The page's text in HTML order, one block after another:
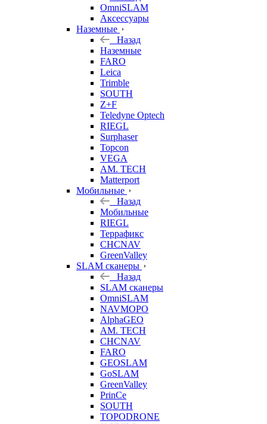
OmniSLAM
Аксессуары
Наземные
Назад
Наземные
FARO
Leica
Trimble
SOUTH
Z+F
Teledyne Optech
RIEGL
Surphaser
Topcon
VEGA
AM. TECH
Matterport
Мобильные
Назад
Мобильные
RIEGL
Террафикс
CHCNAV
GreenValley
SLAM сканеры
Назад
SLAM сканеры
OmniSLAM
NAVMOPO
AlphaGEO
AM. TECH
CHCNAV
FARO
GEOSLAM
GoSLAM
GreenValley
PrinCe
SOUTH
TOPODRONE